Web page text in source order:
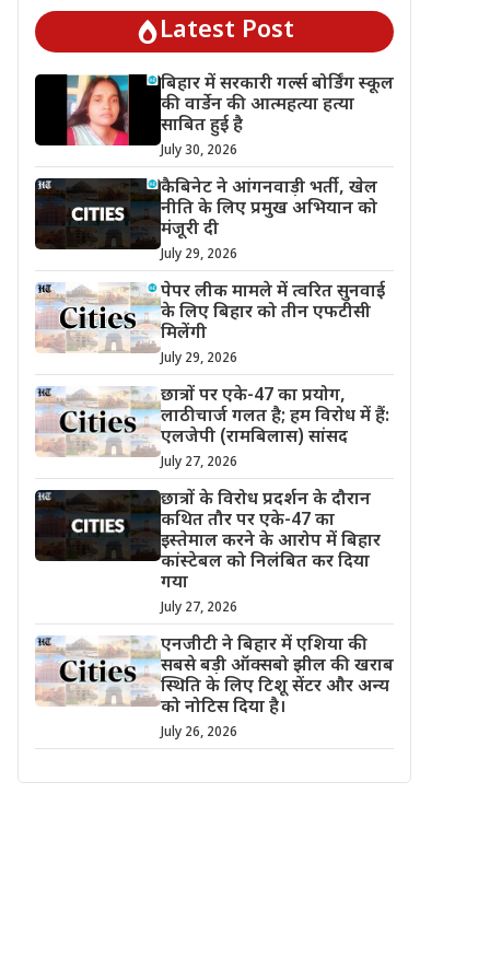
Latest Post
बिहार में सरकारी गर्ल्स बोर्डिंग स्कूल
की वार्डेन की आत्महत्या हत्या
साबित हुई है
July 30, 2026
कैबिनेट ने आंगनवाड़ी भर्ती, खेल
नीति के लिए प्रमुख अभियान को
मंजूरी दी
July 29, 2026
पेपर लीक मामले में त्वरित सुनवाई
के लिए बिहार को तीन एफटीसी
मिलेंगी
July 29, 2026
छात्रों पर एके-47 का प्रयोग,
लाठीचार्ज गलत है; हम विरोध में हैं:
एलजेपी (रामबिलास) सांसद
July 27, 2026
छात्रों के विरोध प्रदर्शन के दौरान
कथित तौर पर एके-47 का
इस्तेमाल करने के आरोप में बिहार
कांस्टेबल को निलंबित कर दिया
गया
July 27, 2026
एनजीटी ने बिहार में एशिया की
सबसे बड़ी ऑक्सबो झील की खराब
स्थिति के लिए टिशू सेंटर और अन्य
को नोटिस दिया है।
July 26, 2026